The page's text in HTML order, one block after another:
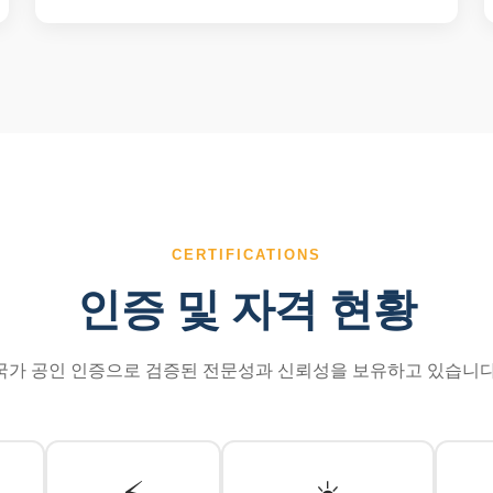
CERTIFICATIONS
인증 및 자격 현황
가 공인 인증으로 검증된 전문성과 신뢰성을 보유하고 있습니